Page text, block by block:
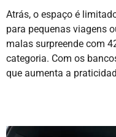
Atrás, o espaço é
para pequenas viagens
malas surpreende com
categoria. Com os
que aumenta a